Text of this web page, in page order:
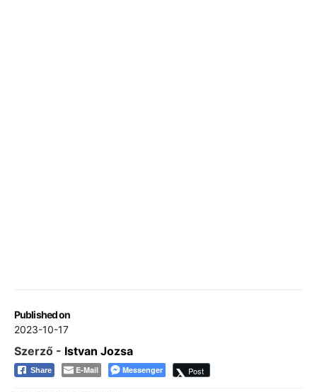
Published on
2023-10-17
Szerző - Istvan Jozsa
Share E-Mail Messenger Post